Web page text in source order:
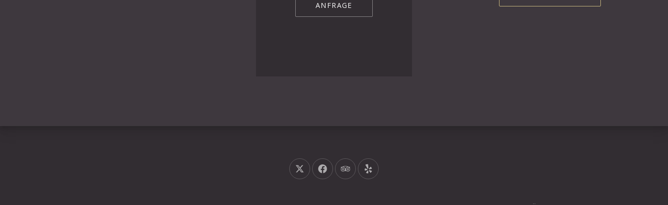
ANFRAGE
Neues Fenster
Neues Fenster
Neues FensterNeues Fenster